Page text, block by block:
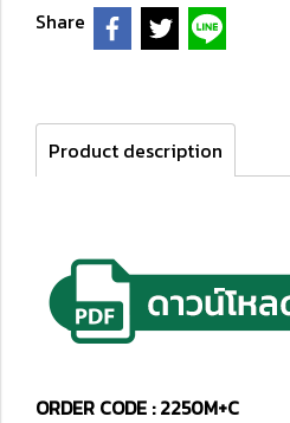
Share
Product description
ORDER CODE : 2250M+C